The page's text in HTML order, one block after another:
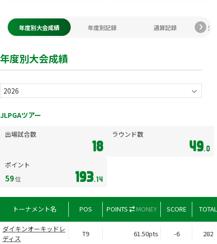
年度別大会成績 年度別記録 通算記録 生
年度別大会成績
JLPGAツアー
出場試合数
18
ラウンド数
49.0
ポイント
193.14
59位
トーナメント名 POS POINTS MONEY SCORE TOTAL
ダイキンオーキッドレ
ディス
T9 61.50pts -6 282